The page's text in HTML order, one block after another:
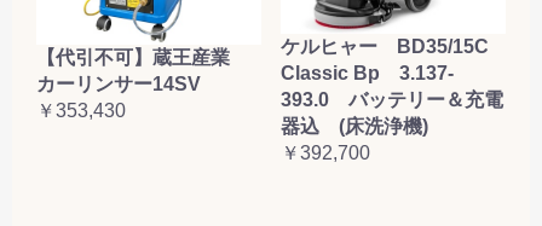
【代引不可】蔵王産業
カーリンサー14SV
￥353,430
ケルヒャー BD35/15C
Classic Bp 3.137-
393.0 バッテリー＆充電
器込 (床洗浄機)
￥392,700